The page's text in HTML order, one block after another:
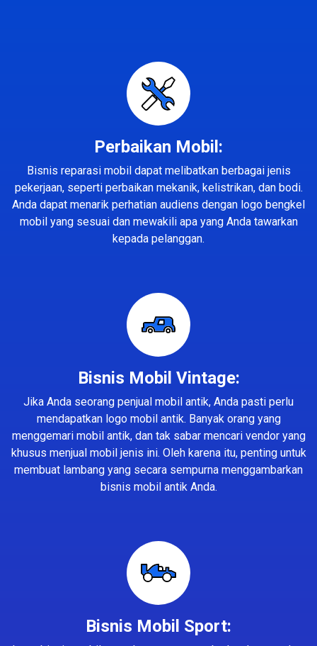
Perbaikan Mobil:
Bisnis reparasi mobil dapat melibatkan berbagai jenis
pekerjaan, seperti perbaikan mekanik, kelistrikan, dan bodi.
Anda dapat menarik perhatian audiens dengan logo bengkel
mobil yang sesuai dan mewakili apa yang Anda tawarkan
kepada pelanggan.
Bisnis Mobil Vintage:
Jika Anda seorang penjual mobil antik, Anda pasti perlu
mendapatkan logo mobil antik. Banyak orang yang
menggemari mobil antik, dan tak sabar mencari vendor yang
khusus menjual mobil jenis ini. Oleh karena itu, penting untuk
membuat lambang yang secara sempurna menggambarkan
bisnis mobil antik Anda.
Bisnis Mobil Sport: